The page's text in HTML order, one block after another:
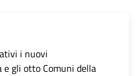
i nuovi
gli otto Comuni della